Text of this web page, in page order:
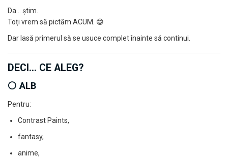
Da… știm.
Toți vrem să pictăm ACUM. 😅
Dar lasă primerul să se usuce complet înainte să continui.
DECI… CE ALEG?
⚪ ALB
Pentru:
Contrast Paints,
fantasy,
anime,